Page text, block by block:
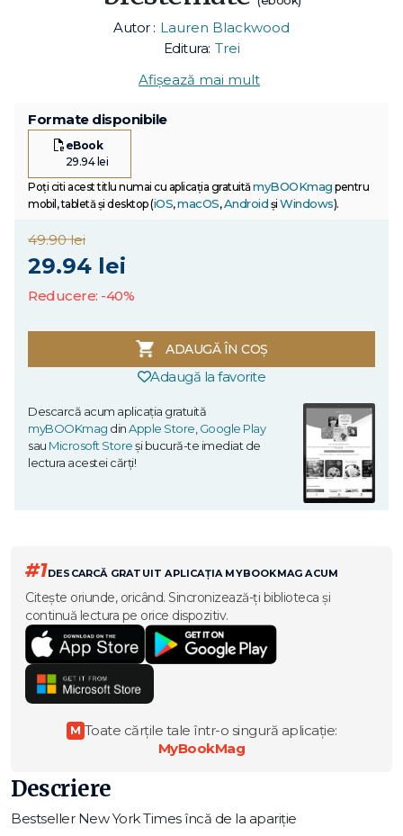
Autor : Lauren Blackwood
Editura: Trei
Afișează mai mult
Formate disponibile
eBook
29.94 lei
Poți citi acest titlu numai cu aplicația gratuitămyBOOKmag pentru
mobil, tabletă și desktop (iOS,macOS,Android și Windows).
49.90 lei
29.94 lei
Reducere: -40%
ADAUGĂ ÎN COȘ
Adaugă la favorite
Descarcă acum aplicația gratuită
myBOOKmag dinApple Store Google Play
sau Microsoft Storeși bucură-te imediat de
lectura acestei cărți!
#1DESCARCĂ GRATUIT APLICAȚIA MYBOOKMAG ACUM
Citește oriunde, oricând. Sincronizează-ți biblioteca și
continuă lectura pe orice dispozitiv.
M Toate cărțile tale într-o singură aplicație:
MyBookMag
Descriere
Bestseller New York Times încă de la apariție